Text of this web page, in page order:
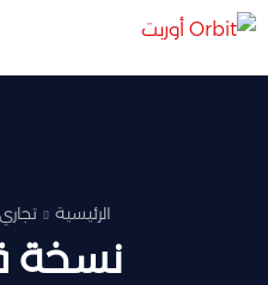
الرئيسية تجاري
نسخة